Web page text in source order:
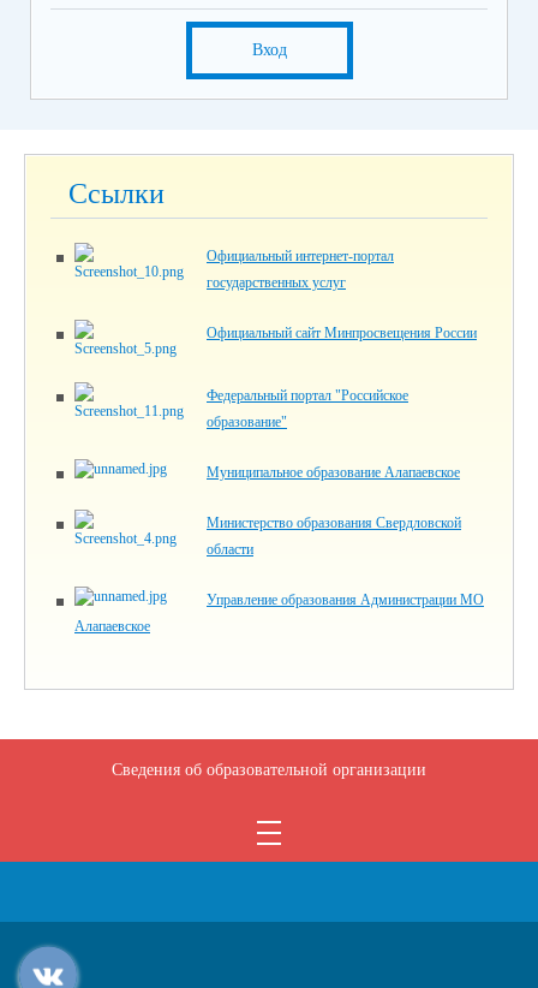
Вход
Ссылки
Официальный интернет-портал
государственных услуг
Официальный сайт Минпросвещения России
Федеральный портал "Российское
образование"
Муниципальное образование Алапаевское
Министерство образования Свердловской
области
Управление образования Администрации МО
Алапаевское
Сведения об образовательной организации